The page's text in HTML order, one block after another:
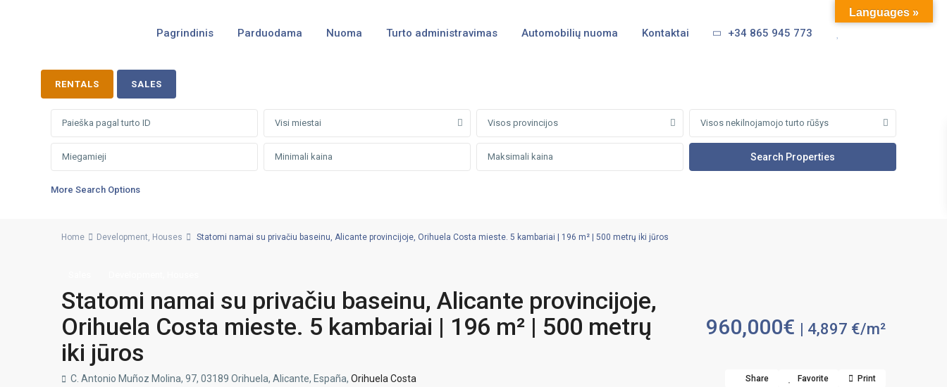
Pagrindinis Parduodama Nuoma Turto administravimas Automobilių nuoma Kontaktai +34 865 945 773
RENTALS SALES
Visi miestai Visos provincijos Visos nekilnojamojo turto rūšys
More Search Options
Home Development, Houses Statomi namai su privačiu baseinu, Alicante provincijoje, Orihuela Costa mieste. 5 kambariai | 196 m² | 500 metrų iki jūros
Statomi namai su privačiu baseinu, Alicante provincijoje,
Orihuela Costa mieste. 5 kambariai | 196 m² | 500 metrų
iki jūros
960,000€ | 4,897 €/m²
C. Antonio Muñoz Molina, 97, 03189 Orihuela, Alicante, España, Orihuela Costa Share Favorite Print
Languages »